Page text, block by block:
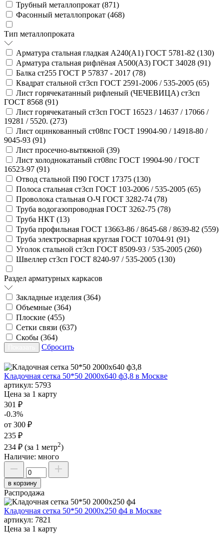
Трубный металлопрокат (871)
Фасонный металлопрокат (468)
Тип металлопроката
Арматура стальная гладкая А240(А1) ГОСТ 5781-82 (130)
Арматура стальная рифлёная А500(А3) ГОСТ 34028 (91)
Балка ст255 ГОСТ Р 57837 - 2017 (78)
Квадрат стальной ст3сп ГОСТ 2591-2006 / 535-2005 (65)
Лист горячекатанный рифленый (ЧЕЧЕВИЦА) ст3сп
ГОСТ 8568 (91)
Лист горячекатаный ст3сп ГОСТ 16523 / 14637 / 17066 /
19281 / 5520. (273)
Лист оцинкованный ст08пс ГОСТ 19904-90 / 14918-80 /
9045-93 (91)
Лист просечно-вытяжной (39)
Лист холоднокатаный ст08пс ГОСТ 19904-90 / ГОСТ
16523-97 (91)
Отвод стальной П90 ГОСТ 17375 (130)
Полоса стальная ст3сп ГОСТ 103-2006 / 535-2005 (65)
Проволока стальная О-Ч ГОСТ 3282-74 (78)
Труба водогазопроводная ГОСТ 3262-75 (78)
Труба НКТ (13)
Труба профильная ГОСТ 13663-86 / 8645-68 / 8639-82 (559)
Труба электросварная круглая ГОСТ 10704-91 (91)
Уголок стальной ст3сп ГОСТ 8509-93 / 535-2005 (260)
Швеллер ст3сп ГОСТ 8240-97 / 535-2005 (130)
Раздел арматурных каркасов
Закладные изделия (364)
Объемные (364)
Плоские (455)
Сетки связи (637)
Скобы (364)
Сбросить
Кладочная сетка 50*50 2000х640 ф3,8 в Москве
артикул: 5793
Цена за 1 карту
301 ₽
-0.3%
от 300 ₽
235 ₽
234 ₽ (за 1 метр2)
Наличие: много
в корзину
Распродажа
Кладочная сетка 50*50 2000х250 ф4 в Москве
артикул: 7821
Цена за 1 карту